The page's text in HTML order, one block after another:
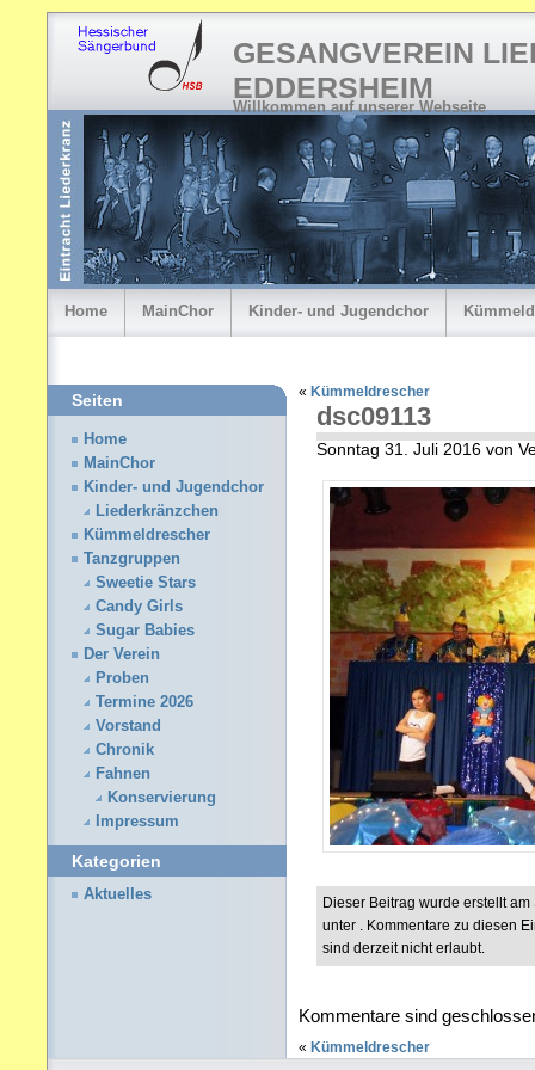
GESANGVEREIN
EDDERSHEIM
Willkommen auf unserer Webseite
Home MainChor Kinder- und Jugendchor
« Kümmeldrescher
dsc09113
Sonntag 31. Juli 2016 von
Dieser Beitrag wurde erstellt
unter . Kommentare zu diesen
sind derzeit nicht erlaubt.
Kommentare sind
« Kümmeldrescher
Seiten
Home
MainChor
Kinder- und Jugendchor
Liederkränzchen
Kümmeldrescher
Tanzgruppen
Sweetie Stars
Candy Girls
Sugar Babies
Der Verein
Proben
Termine 2026
Vorstand
Chronik
Fahnen
Konservierung
Impressum
Kategorien
Aktuelles